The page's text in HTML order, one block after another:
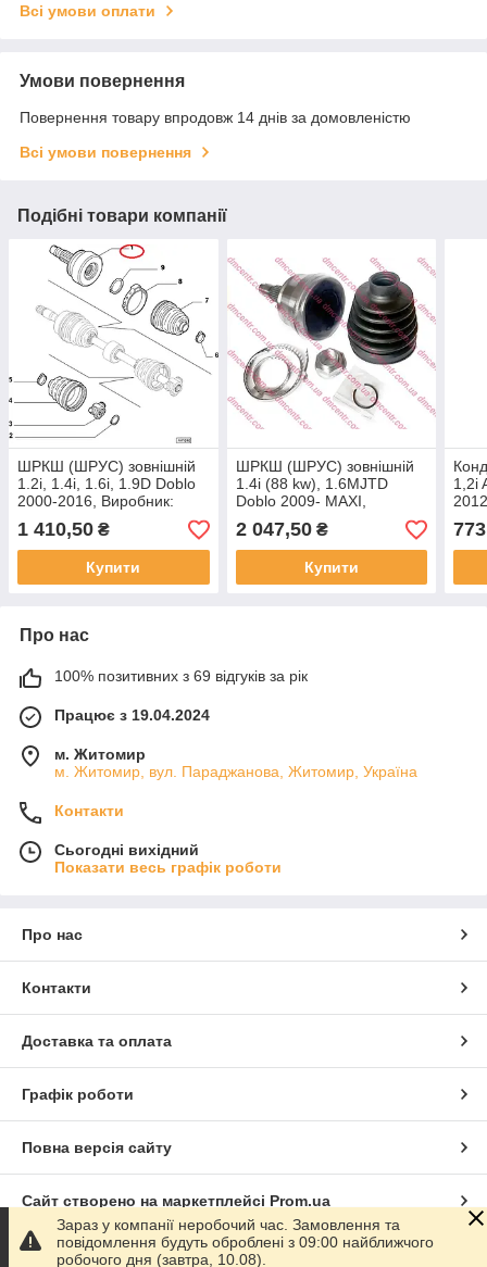
Всі умови оплати
Умови повернення
Повернення товару впродовж 14 днів за домовленістю
Всі умови повернення
Подібні товари компанії
ШРКШ (ШРУС) зовнішній
1.2i, 1.4i, 1.6i, 1.9D Doblo
2000-2016, Виробник:
VEKA, OE: 46308205,
46307913,
1 410,50 ₴
Купити
ШРКШ (ШРУС) зовнішній
1.4i (88 kw), 1.6MJTD
Doblo 2009- MAXI,
Виробник: VEKA, OE:
374939, 374945,
46307934,
2 047,50₴
Купити
1,2i
OE:
Про нас
100% позитивних з 69 відгуків за рік
Працює з 19.04.2024
м. Житомир
м. Житомир, вул. Параджанова, Житомир, Україна
Контакти
Сьогодні вихідний
Показати весь графік роботи
Про нас
Контакти
Доставка та оплата
Графік роботи
Повна версія сайту
Сайт створено на маркетплейсі Prom.ua
Політика конфіденційності
Зараз у компанії неробочий час. Замовлення та
повідомлення будуть оброблені з 09:00 найближчого
робочого дня (завтра, 10.08).